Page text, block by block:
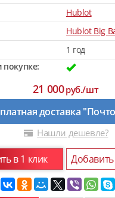
Hublot
Hublot Big
1 год
21 000руб./шт
доставка
Нашли дешевле?
в 1 клик